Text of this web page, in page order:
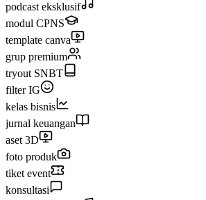
podcast eksklusif
modul CPNS
template canva
grup premium
tryout SNBT
filter IG
kelas bisnis
jurnal keuangan
aset 3D
foto produk
tiket event
konsultasi